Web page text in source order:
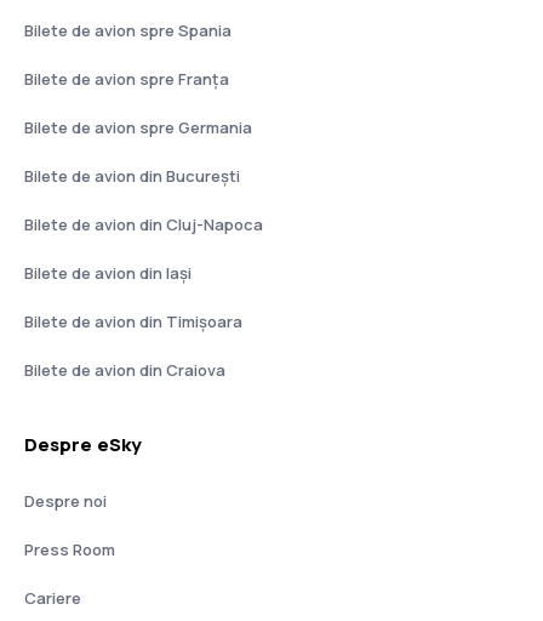
Bilete de avion spre Spania
Bilete de avion spre Franţa
Bilete de avion spre Germania
Bilete de avion din București
Bilete de avion din Cluj-Napoca
Bilete de avion din Iași
Bilete de avion din Timișoara
Bilete de avion din Craiova
Despre eSky
Despre noi
Press Room
Cariere